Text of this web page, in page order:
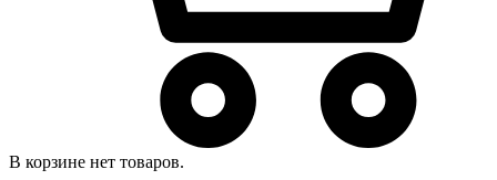
В корзине нет товаров.